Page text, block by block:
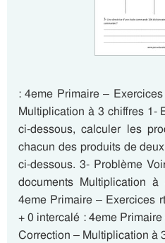
: 4eme Primaire –
Multiplication à 3 chiffres 1-
ci-dessous, calculer les
chacun des produits de
ci-dessous. 3- Problème
documents Multiplication
4eme Primaire – Exercices
+ 0 intercalé : 4eme
Correction – Multiplication à